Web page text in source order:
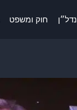
נדל״ן חוק ומשפט